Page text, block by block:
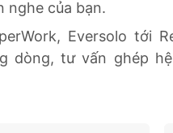
nghe của bạn.
Eversolo tới
dòng, tư vấn ghép